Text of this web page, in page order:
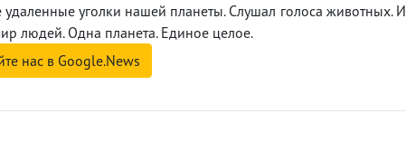
уголки нашей планеты. Слушал голоса животных. И
людей. Одна планета. Единое целое.
нас в Google.News